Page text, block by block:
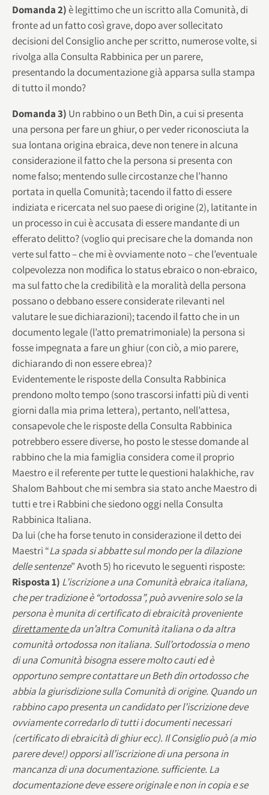
Domanda 2)è legittimo che un iscritto alla Comunità, di
fronte ad un fatto così grave, dopo aver sollecitato
decisioni del Consiglio anche per scritto, numerose volte, si
rivolga alla Consulta Rabbinica per un parere,
presentando la documentazione già apparsa sulla stampa
di tutto il mondo?
Domanda 3) Un rabbino o un Beth Din, a cui si presenta
una persona per fare un ghiur, o per veder riconosciuta la
sua lontana origina ebraica, deve non tenere in alcuna
considerazione il fatto che la persona si presenta con
nome falso; mentendo sulle circostanze che l’hanno
portata in quella Comunità; tacendo il fatto di essere
indiziata e ricercata nel suo paese di origine (2), latitante in
un processo in cui è accusata di essere mandante di un
efferato delitto? (voglio qui precisare che la domanda non
verte sul fatto – che mi è ovviamente noto – che l’eventuale
colpevolezza non modifica lo status ebraico o non-ebraico,
ma sul fatto che la credibilità e la moralità della persona
possano o debbano essere considerate rilevanti nel
valutare le sue dichiarazioni); tacendo il fatto che in un
documento legale (l’atto prematrimoniale) la persona si
fosse impegnata a fare un ghiur (con ciò, a mio parere,
dichiarando di non essere ebrea)?
Evidentemente le risposte della Consulta Rabbinica
prendono molto tempo (sono trascorsi infatti più di venti
giorni dalla mia prima lettera), pertanto, nell’attesa,
consapevole che le risposte della Consulta Rabbinica
potrebbero essere diverse, ho posto le stesse domande al
rabbino che la mia famiglia considera come il proprio
Maestro e il referente per tutte le questioni halakhiche, rav
Shalom Bahbout che mi sembra sia stato anche Maestro di
tutti e tre i Rabbini che siedono oggi nella Consulta
Rabbinica Italiana.
Da lui (che ha forse tenuto in considerazione il detto dei
Maestri “La spada si abbatte sul mondo per la dilazione
delle sentenze” Avoth 5) ho ricevuto le seguenti risposte:
Risposta 1) L’iscrizione a una Comunità ebraica italiana,
che per tradizione è “ortodossa”, può avvenire solo se la
persona è munita di certificato di ebraicità proveniente
direttamenteda un’altra Comunità italiana o da altra
comunità ortodossa non italiana. Sull’ortodossia o meno
di una Comunità bisogna essere molto cauti ed è
opportuno sempre contattare un Beth din ortodosso che
abbia la giurisdizione sulla Comunità di origine. Quando un
rabbino capo presenta un candidato per l’iscrizione deve
ovviamente corredarlo di tutti i documenti necessari
(certificato di ebraicità di ghiur ecc). Il Consiglio può (a mio
parere deve!) opporsi all’iscrizione di una persona in
mancanza di una documentazione. sufficiente. La
documentazione deve essere originale e non in copia e se